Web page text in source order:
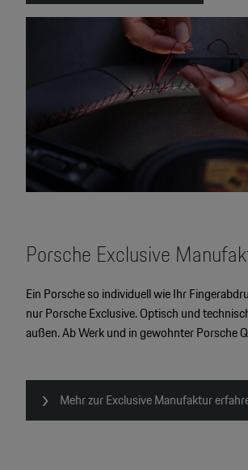
Porsche Exclusive
Ein Porsche so individuell wie Ihr
nur Porsche Exclusive. Optisch und
außen. Ab Werk und in gewohnter Porsche
Mehr zur Exclusive Manufaktur